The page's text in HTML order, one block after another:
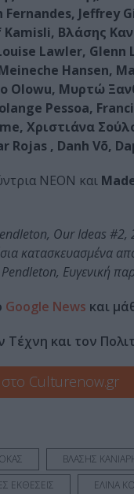
Jeffrey
Βλάσης
Lawler,
Olowu, Μυρτώ
Pessoa,
Χριστιάνα
, Danh Võ,
ΝΕΟΝ και
Our Ideas
κατασκευασμένα
Ευγενική
Google News και
Τέχνη και τον
στο Culturenow.gr
ΒΛΑΣΗΣ
ΕΚΘΕΣΕΙΣ ΕΛΙΝΑ